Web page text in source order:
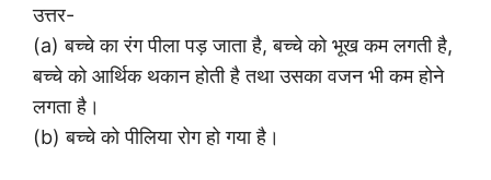
उत्तर-
(a) बच्चे का रंग पीला पड़ जाता है, बच्चे को भूख कम लगती है,
बच्चे को आर्थिक थकान होती है तथा उसका वजन भी कम होने
लगता है।
(b) बच्चे को पीलिया रोग हो गया है।